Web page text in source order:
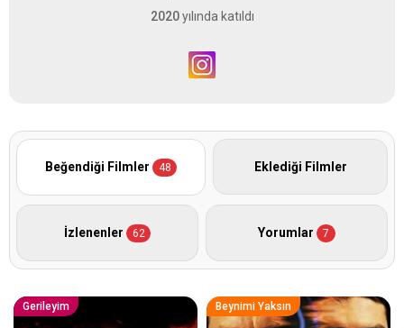
2020yılında katıldı
Beğendiği Filmler 48 Eklediği Filmler
İzlenenler 62 Yorumlar 7
Gerileyim Beynimi Yaksın